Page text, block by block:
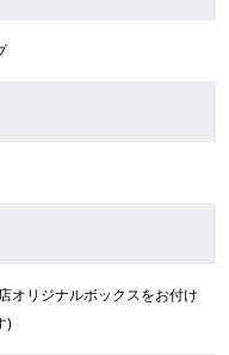
オリジナルボックスをお付け
)